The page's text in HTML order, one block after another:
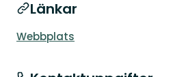
Länkar
Webbplats